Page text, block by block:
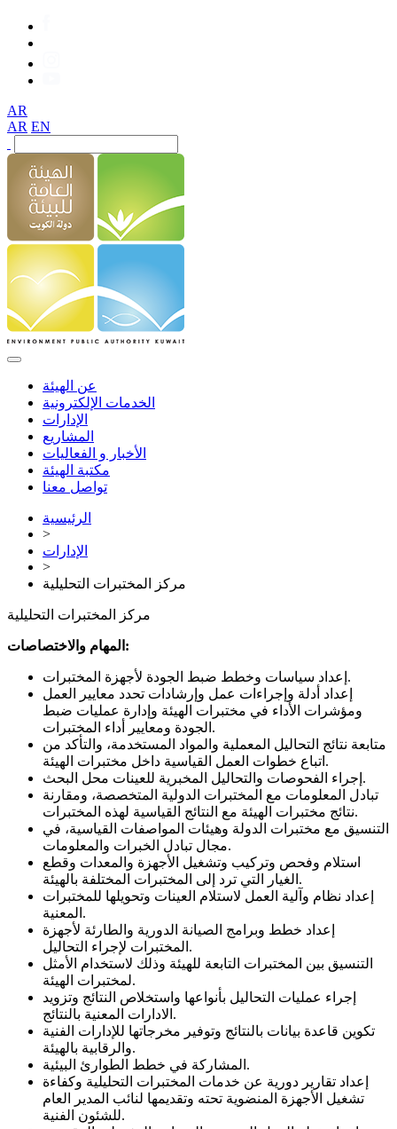
AR
AR EN
عن الهيئة
الخدمات الإلكترونية
الإدارات
المشاريع
الأخبار و الفعاليات
مكتبة الهيئة
تواصل معنا
الرئيسية
>
الإدارات
>
مركز المختبرات التحليلية
مركز المختبرات التحليلية
المهام والاختصاصات:
إعداد سياسات وخطط ضبط الجودة لأجهزة المختبرات.
إعداد أدلة وإجراءات عمل وإرشادات تحدد معايير العمل
ومؤشرات الأداء في مختبرات الهيئة وإدارة عمليات ضبط
الجودة ومعايير أداء المختبرات.
متابعة نتائج التحاليل المعملية والمواد المستخدمة، والتأكد من
اتباع خطوات العمل القياسية داخل مختبرات الهيئة.
إجراء الفحوصات والتحاليل المخبرية للعينات محل البحث.
تبادل المعلومات مع المختبرات الدولية المتخصصة، ومقارنة
نتائج مختبرات الهيئة مع النتائج القياسية لهذه المختبرات.
التنسيق مع مختبرات الدولة وهيئات المواصفات القياسية، في
مجال تبادل الخبرات والمعلومات.
استلام وفحص وتركيب وتشغيل الأجهزة والمعدات وقطع
الغيار التي ترد إلى المختبرات المختلفة بالهيئة.
إعداد نظام وآلية العمل لاستلام العينات وتحويلها للمختبرات
المعنية.
إعداد خطط وبرامج الصيانة الدورية والطارئة لأجهزة
المختبرات لإجراء التحاليل.
التنسيق بين المختبرات التابعة للهيئة وذلك لاستخدام الأمثل
لمختبرات الهيئة.
إجراء عمليات التحاليل بأنواعها واستخلاص النتائج وتزويد
الادارات المعنية بالنتائج.
تكوين قاعدة بيانات بالنتائج وتوفير مخرجاتها للإدارات الفنية
والرقابية بالهيئة.
المشاركة في خطط الطوارئ البيئية.
إعداد تقارير دورية عن خدمات المختبرات التحليلية وكفاءة
تشغيل الأجهزة المنضوية تحته وتقديمها لنائب المدير العام
للشئون الفنية.